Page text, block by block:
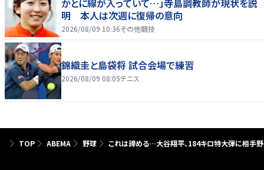
かとに線が入っていて…」寺島調教師が現状を説
明 本人は次週に復帰の意向
2026/08/09 10:36その他競技
錦織圭と島袋将 試合会場で練習
2026/08/09 08:05テニス
TOP ABEMA 野球 これは諦める…大谷翔平、184キロ特大弾に相手